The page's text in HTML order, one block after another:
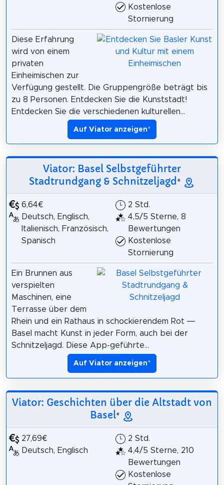
Kostenlose
Stornierung
Diese Erfahrung
wird von einem
privaten
Einheimischen zur
Verfügung gestellt. Die Gruppengröße beträgt bis
zu 8 Personen. Entdecken Sie die Kunststadt!
Entdecken Sie die verschiedenen kulturellen...
Auf Viator anzeigen*
Viator: Basel Selbstgeführter
Stadtrundgang & Schnitzeljagd*
6,64€
Deutsch, Englisch,
Italienisch, Französisch,
Spanisch
2 Std.
4,5/5 Sterne, 8
Bewertungen
Kostenlose
Stornierung
Ein Brunnen aus
verspielten
Maschinen, eine
Terrasse über dem
Rhein und ein Rathaus in schockierendem Rot —
Basel macht Kunst in jeder Form, auch bei der
Schnitzeljagd. Diese App-geführte...
Auf Viator anzeigen*
Viator: Geschichten über die Altstadt von
Basel*
27,69€
Deutsch, Englisch
2 Std.
4,4/5 Sterne, 210
Bewertungen
Kostenlose